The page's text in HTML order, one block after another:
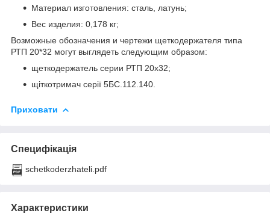
Материал изготовления: сталь, латунь;
Вес изделия: 0,178 кг;
Возможные обозначения и чертежи щеткодержателя типа
РТП 20*32 могут выглядеть следующим образом:
щеткодержатель серии РТП 20х32;
щіткотримач серії 5БС.112.140.
Приховати
Специфікація
schetkoderzhateli.pdf
Характеристики